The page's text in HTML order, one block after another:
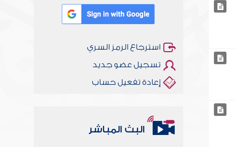
استرجاع الرمز السري
تسجيل عضو جديد
إعادة تفعيل حساب
البث المباشر
أخلاقنا أصالة ومعاصرة